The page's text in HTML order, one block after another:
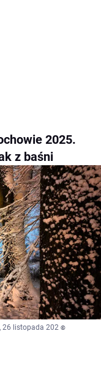
2025.
z baśni
26 listopada 202 ©